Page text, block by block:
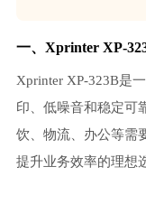
一、Xprinter XP-
Xprinter XP-323B是
印、低噪音和稳定可
饮、物流、办公等需
提升业务效率的理想